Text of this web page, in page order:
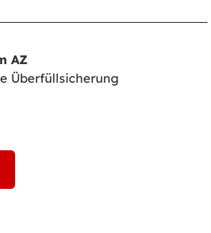
AZ
Überfüllsicherung